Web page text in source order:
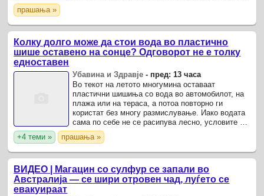
прашања »
Колку долго може да стои вода во пластично
шише оставено на сонце? Одговорот не е толку
едноставен
Убавина и Здравје - пред: 13 часа
Во текот на летото многумина оставаат
пластични шишиња со вода во автомобилот, на
плажа или на тераса, а потоа повторно ги
користат без многу размислување. Иако водата
сама по себе не се расипува лесно, условите во
кои се чува се исклучително важни.
+4 теми » прашања »
ВИДЕО | Магацин со сулфур се запали во
Австралија — се шири отровен чад, луѓето се
евакуираат